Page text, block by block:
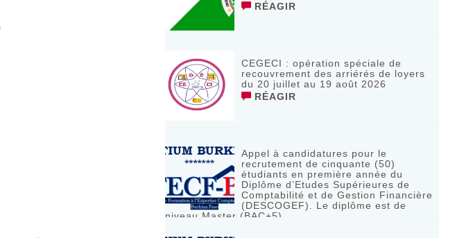
RÉAGIR
CEGECI : opération spéciale de
recouvrement des arriérés de loyers
du 20 juillet au 19 août 2026
RÉAGIR
Appel à candidatures pour le
recrutement de cinquante (50)
étudiants en première année du
Diplôme d’Etudes Supérieures de
Comptabilité et de Gestion Financière
(DESCOGEF). Le diplôme est de
niveau Master (BAC+5)